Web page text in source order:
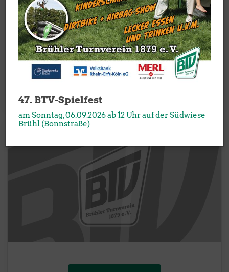
Ansprechpartner
47. BTV-Spielfest
am Sonntag, 06.09.2026 ab 12 Uhr auf der Südwiese
Brühl (Bonnstraße)